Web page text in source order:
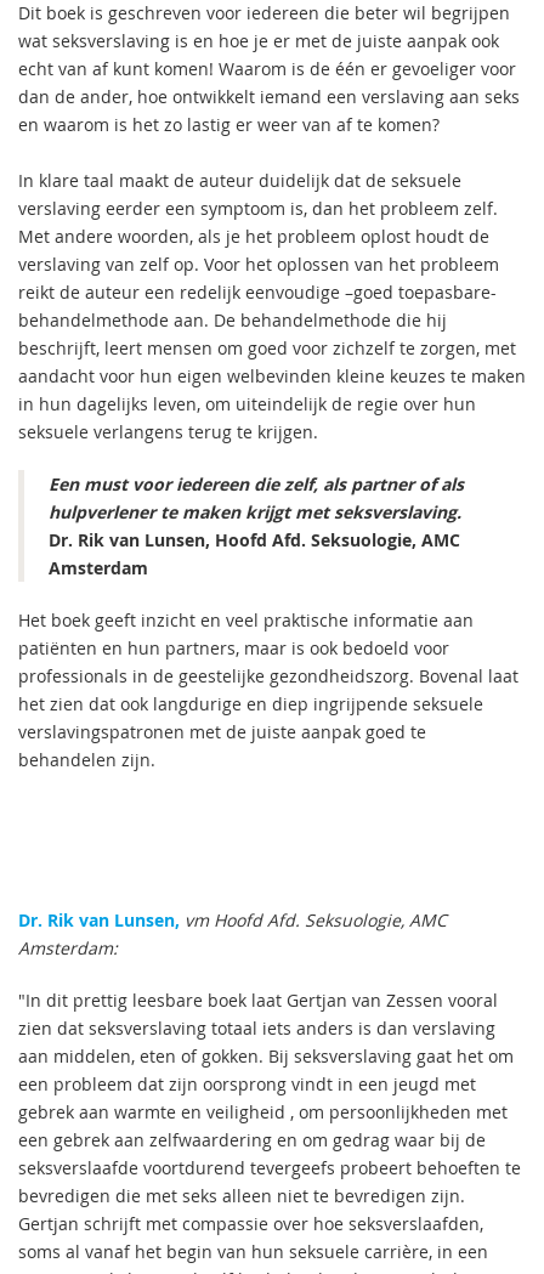
Dit boek is geschreven voor iedereen die beter wil begrijpen
wat seksverslaving is en hoe je er met de juiste aanpak ook
echt van af kunt komen! Waarom is de één er gevoeliger voor
dan de ander, hoe ontwikkelt iemand een verslaving aan seks
en waarom is het zo lastig er weer van af te komen?
In klare taal maakt de auteur duidelijk dat de seksuele
verslaving eerder een symptoom is, dan het probleem zelf.
Met andere woorden, als je het probleem oplost houdt de
verslaving van zelf op. Voor het oplossen van het probleem
reikt de auteur een redelijk eenvoudige –goed toepasbare-
behandelmethode aan. De behandelmethode die hij
beschrijft, leert mensen om goed voor zichzelf te zorgen, met
aandacht voor hun eigen welbevinden kleine keuzes te maken
in hun dagelijks leven, om uiteindelijk de regie over hun
seksuele verlangens terug te krijgen.
Een must voor iedereen die zelf, als partner of als
hulpverlener te maken krijgt met seksverslaving.
Dr. Rik van Lunsen, Hoofd Afd. Seksuologie, AMC
Amsterdam
Het boek geeft inzicht en veel praktische informatie aan
patiënten en hun partners, maar is ook bedoeld voor
professionals in de geestelijke gezondheidszorg. Bovenal laat
het zien dat ook langdurige en diep ingrijpende seksuele
verslavingspatronen met de juiste aanpak goed te
behandelen zijn.
Dr. Rik van Lunsen, vm Hoofd Afd. Seksuologie, AMC
Amsterdam:
"In dit prettig leesbare boek laat Gertjan van Zessen vooral
zien dat seksverslaving totaal iets anders is dan verslaving
aan middelen, eten of gokken. Bij seksverslaving gaat het om
een probleem dat zijn oorsprong vindt in een jeugd met
gebrek aan warmte en veiligheid , om persoonlijkheden met
een gebrek aan zelfwaardering en om gedrag waar bij de
seksverslaafde voortdurend tevergeefs probeert behoeften te
bevredigen die met seks alleen niet te bevredigen zijn.
Gertjan schrijft met compassie over hoe seksverslaafden,
soms al vanaf het begin van hun seksuele carrière, in een